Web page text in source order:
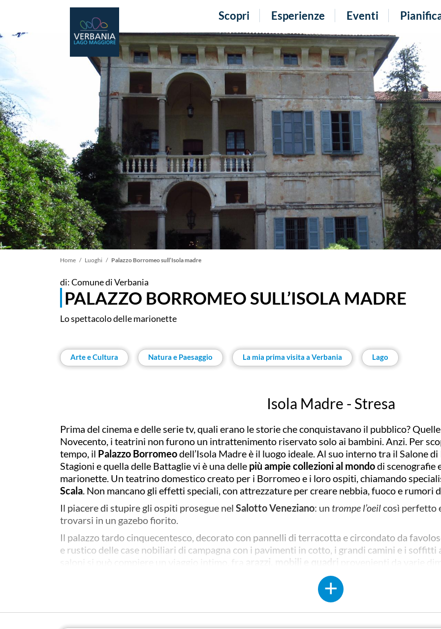
Scopri Esperienze Eventi
Briciole
di
pane
Home Luoghi Palazzo Borromeo sull’Isola madre
di: Comune di Verbania
PALAZZO BORROMEO SULL’ISOLA MADRE
Lo spettacolo delle marionette
Arte e Cultura Natura e Paesaggio La mia prima visita a Verbania Lago
Isola Madre - Stresa
Prima del cinema e delle serie tv, quali erano le storie che conquistavano il pubblico?
Novecento, i teatrini non furono un intrattenimento riservato solo ai bambini. Anzi. Per
tempo, il Palazzo Borromeodell’Isola Madre è il luogo ideale. Al suo interno tra il Salone
Stagioni e quella delle Battaglie vi è una delle più ampie collezioni al mondodi scenografie
marionette. Un teatrino domestico creato per i Borromeo e i loro ospiti, chiamando
Scala. Non mancano gli effetti speciali, con attrezzature per creare nebbia, fuoco e rumori
Il piacere di stupire gli ospiti prosegue nel Salotto Veneziano: un trompe l’oeilcosì perfetto
trovarsi in un gazebo fiorito.
Il palazzo tardo cinquecentesco, decorato con pannelli di terracotta e circondato da
e rustico delle case nobiliari di campagna con i pavimenti in cotto, i grandi camini e i
arazzi, mobili e quadri